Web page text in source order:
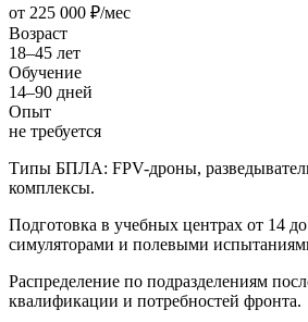
от 225 000 ₽/мес
Возраст
18–45 лет
Обучение
14–90 дней
Опыт
не требуется
Типы БПЛА: FPV-дроны,
комплексы.
Подготовка в учебных центрах от 14
симуляторами и полевыми
Распределение по подразделениям
квалификации и потребностей фронта.